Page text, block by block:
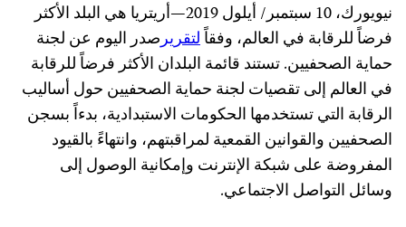
نيويورك، 10 سبتمبر/ أيلول 2019—أريتريا هي البلد الأكثر
فرضاً للرقابة في العالم، وفقاًلتقريرصدر اليوم عن لجنة
حماية الصحفيين. تستند قائمة البلدان الأكثر فرضاً للرقابة
في العالم إلى تقصيات لجنة حماية الصحفيين حول أساليب
الرقابة التي تستخدمها الحكومات الاستبدادية، بدءاً بسجن
الصحفيين والقوانين القمعية لمراقبتهم، وانتهاءً بالقيود
المفروضة على شبكة الإنترنت وإمكانية الوصول إلى
وسائل التواصل الاجتماعي.